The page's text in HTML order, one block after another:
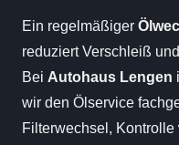
Ein regelmäßiger
reduziert Verschleiß
Bei Autohaus Lengen
wir den Ölservice
Filterwechsel,